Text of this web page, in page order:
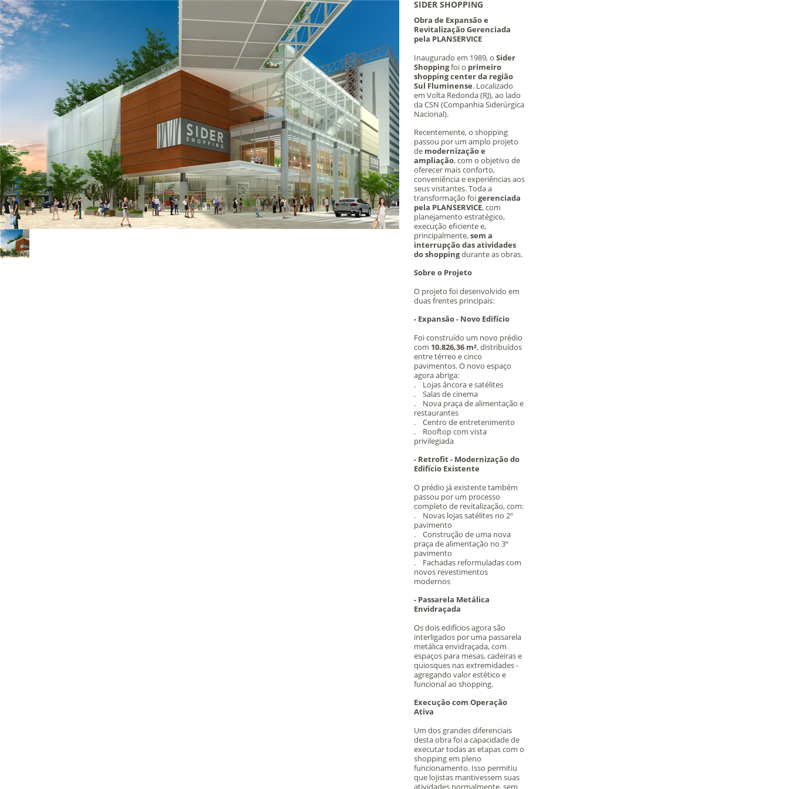
SIDER SHOPPING
Obra de Expansão e
Revitalização Gerenciada
pela PLANSERVICE
Inaugurado em 1989, o Sider
Shoppingfoi o primeiro
shopping center da região
Sul Fluminense. Localizado
em Volta Redonda (RJ), ao lado
da CSN (Companhia Siderúrgica
Nacional).
Recentemente, o shopping
passou por um amplo projeto
de modernização e
ampliação, com o objetivo de
oferecer mais conforto,
conveniência e experiências aos
seus visitantes. Toda a
transformação foigerenciada
pela PLANSERVICE, com
planejamento estratégico,
execução eficiente e,
principalmente,sem a
interrupção das atividades
do shoppingdurante as obras.
Sobre o Projeto
O projeto foi desenvolvido em
duas frentes principais:
- Expansão - Novo Edifício
Foi construído um novo prédio
com 10.826,36 m², distribuídos
entre térreo e cinco
pavimentos. O novo espaço
agora abriga:
. Lojas âncora e satélites
. Salas de cinema
. Nova praça de alimentação e
restaurantes
. Centro de entretenimento
. Rooftop com vista
privilegiada
- Retrofit - Modernização do
Edifício Existente
O prédio já existente também
passou por um processo
completo de revitalização, com:
. Novas lojas satélites no 2º
pavimento
. Construção de uma nova
praça de alimentação no 3º
pavimento
. Fachadas reformuladas com
novos revestimentos
modernos
- Passarela Metálica
Envidraçada
Os dois edifícios agora são
interligados por uma passarela
metálica envidraçada, com
espaços para mesas, cadeiras e
quiosques nas extremidades -
agregando valor estético e
funcional ao shopping.
Execução com Operação
Ativa
Um dos grandes diferenciais
desta obra foi a capacidade de
executar todas as etapas com o
shopping em pleno
funcionamento. Isso permitiu
que lojistas mantivessem suas
atividades normalmente, sem